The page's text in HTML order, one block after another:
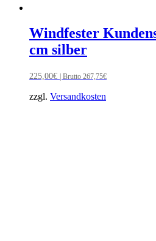
Windfester
cm silber
225,00€ | Brutto 267,75€
zzgl. Versandkosten